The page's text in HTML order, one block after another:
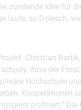
zündende Idee für
laute, so Dolesch,
Christian
dass der
Hochschule
Kooperationen
profitiert.“ Die